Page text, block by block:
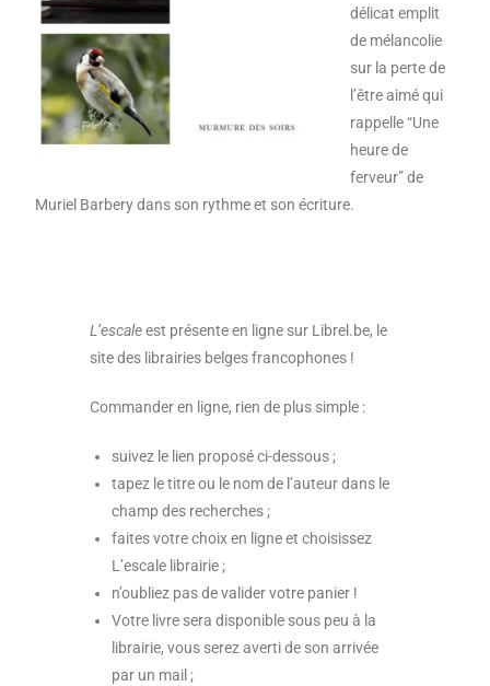
délicat emplit
de mélancolie
sur la perte de
l’être aimé qui
rappelle “Une
heure de
ferveur” de
Muriel Barbery dans son rythme et son écriture.
L’escaleest présente en ligne sur Librel.be, le
site des librairies belges francophones !
Commander en ligne, rien de plus simple :
suivez le lien proposé ci-dessous ;
tapez le titre ou le nom de l’auteur dans le
champ des recherches ;
faites votre choix en ligne et choisissez
L’escale librairie ;
n’oubliez pas de valider votre panier !
Votre livre sera disponible sous peu à la
librairie, vous serez averti de son arrivée
par un mail ;